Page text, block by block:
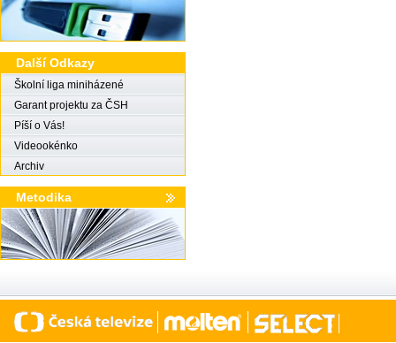
Další Odkazy
Školní liga miniházené
Garant projektu za ČSH
Píší o Vás!
Videookénko
Archiv
Metodika